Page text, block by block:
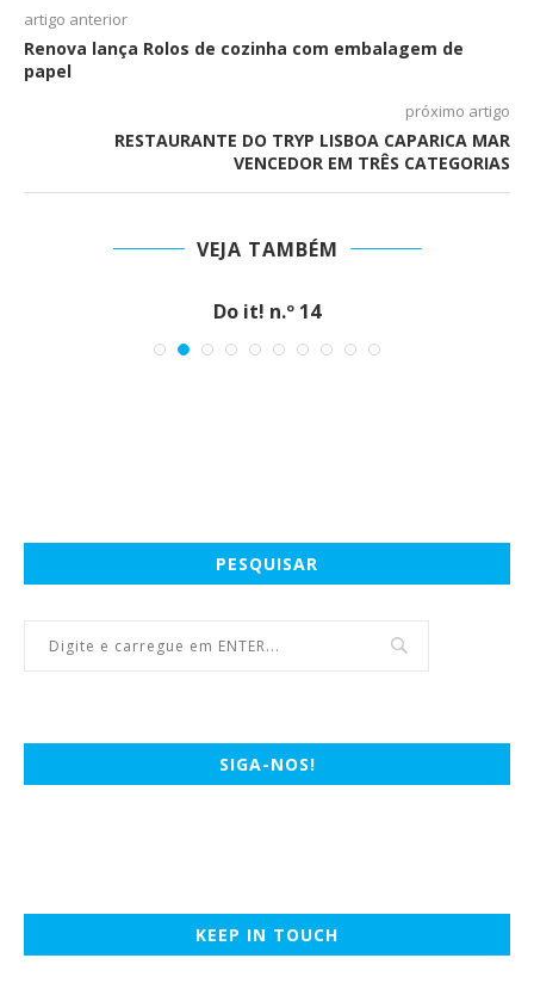
artigo anterior
Renova lança Rolos de cozinha com embalagem de
papel
próximo artigo
RESTAURANTE DO TRYP LISBOA CAPARICA MAR
VENCEDOR EM TRÊS CATEGORIAS
VEJA TAMBÉM
Do it! n.º 14
PESQUISAR
SIGA-NOS!
KEEP IN TOUCH